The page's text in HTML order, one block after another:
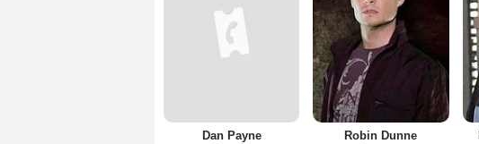
Dan Payne Robin Dunne